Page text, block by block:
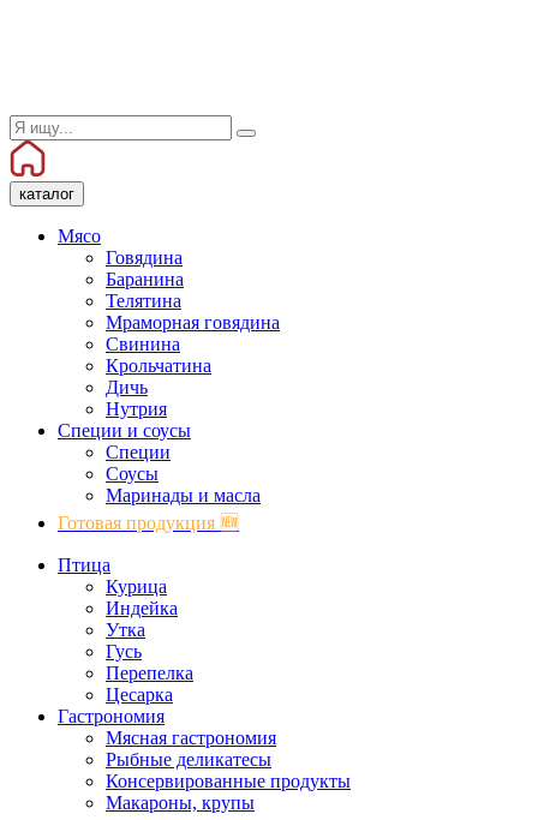
каталог
Мясо
Говядина
Баранина
Телятина
Мраморная говядина
Свинина
Крольчатина
Дичь
Нутрия
Специи и соусы
Специи
Соусы
Маринады и масла
Готовая продукция 🆕
Птица
Курица
Индейка
Утка
Гусь
Перепелка
Цесарка
Гастрономия
Мясная гастрономия
Рыбные деликатесы
Консервированные продукты
Макароны, крупы